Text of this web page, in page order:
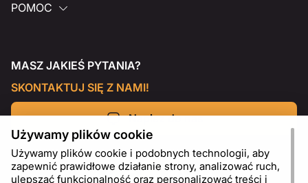
POMOC
MASZ JAKIEŚ PYTANIA?
SKONTAKTUJ SIĘ Z NAMI!
Napisz do nas
Używamy plików cookie
Używamy plików cookie i podobnych technologii, aby
zapewnić prawidłowe działanie strony, analizować ruch,
ulepszać funkcjonalność oraz personalizować treści i